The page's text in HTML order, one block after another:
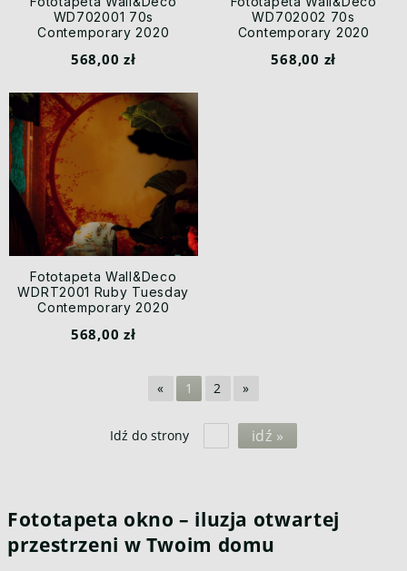
WD702001 70s
Contemporary 2020
568,00 zł
WD702002 70s
Contemporary 2020
568,00 zł
Fototapeta Wall&Deco
WDRT2001 Ruby Tuesday
Contemporary 2020
568,00 zł
« 1 2 »
Idź do strony idź »
Fototapeta okno – iluzja otwartej
przestrzeni w Twoim domu